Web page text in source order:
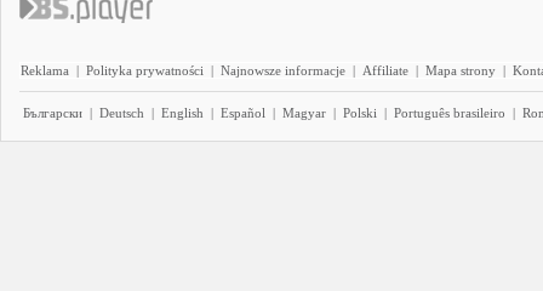
Reklama | Polityka prywatności | Najnowsze informacje | Affiliate | Mapa strony |
Български | Deutsch | English | Español | Magyar | Polski | Português brasileiro |